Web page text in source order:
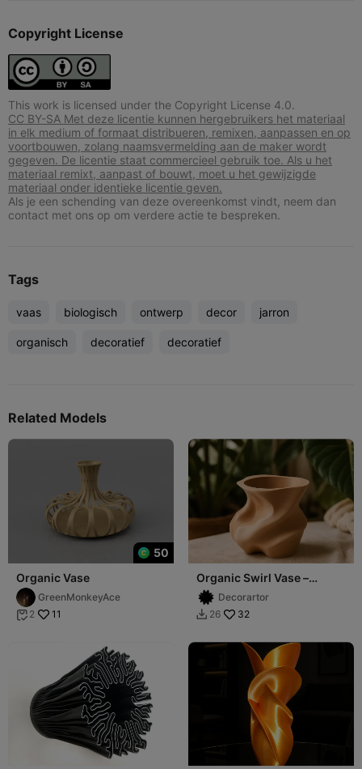
Copyright License
This work is licensed under the Copyright License 4.0.
CC BY-SA Met deze licentie kunnen hergebruikers het materiaal
in elk medium of formaat distribueren, remixen, aanpassen en op
voortbouwen, zolang naamsvermelding aan de maker wordt
gegeven. De licentie staat commercieel gebruik toe. Als u het
materiaal remixt, aanpast of bouwt, moet u het gewijzigde
materiaal onder identieke licentie geven.
Als je een schending van deze overeenkomst vindt, neem dan
contact met ons op om verdere actie te bespreken.
Tags
vaas biologisch ontwerp decor jarron
organisch decoratief decoratief
Related Models
50
Organic Vase
GreenMonkeyAce
 2 11
Organic Swirl Vase –
Modern Nature-Inspired
DecorDecorartor
 26 32